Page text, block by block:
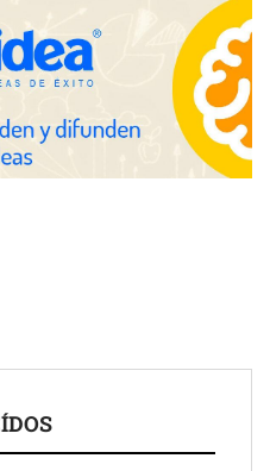
de compromiso para el
con herramientas